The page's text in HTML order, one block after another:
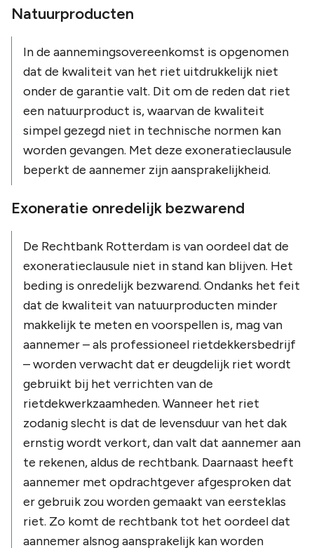
Natuurproducten
In de aannemingsovereenkomst is opgenomen
dat de kwaliteit van het riet uitdrukkelijk niet
onder de garantie valt. Dit om de reden dat riet
een natuurproduct is, waarvan de kwaliteit
simpel gezegd niet in technische normen kan
worden gevangen. Met deze exoneratieclausule
beperkt de aannemer zijn aansprakelijkheid.
Exoneratie onredelijk bezwarend
De Rechtbank Rotterdam is van oordeel dat de
exoneratieclausule niet in stand kan blijven. Het
beding is onredelijk bezwarend. Ondanks het feit
dat de kwaliteit van natuurproducten minder
makkelijk te meten en voorspellen is, mag van
aannemer – als professioneel rietdekkersbedrijf
– worden verwacht dat er deugdelijk riet wordt
gebruikt bij het verrichten van de
rietdekwerkzaamheden. Wanneer het riet
zodanig slecht is dat de levensduur van het dak
ernstig wordt verkort, dan valt dat aannemer aan
te rekenen, aldus de rechtbank. Daarnaast heeft
aannemer met opdrachtgever afgesproken dat
er gebruik zou worden gemaakt van eersteklas
riet. Zo komt de rechtbank tot het oordeel dat
aannemer alsnog aansprakelijk kan worden